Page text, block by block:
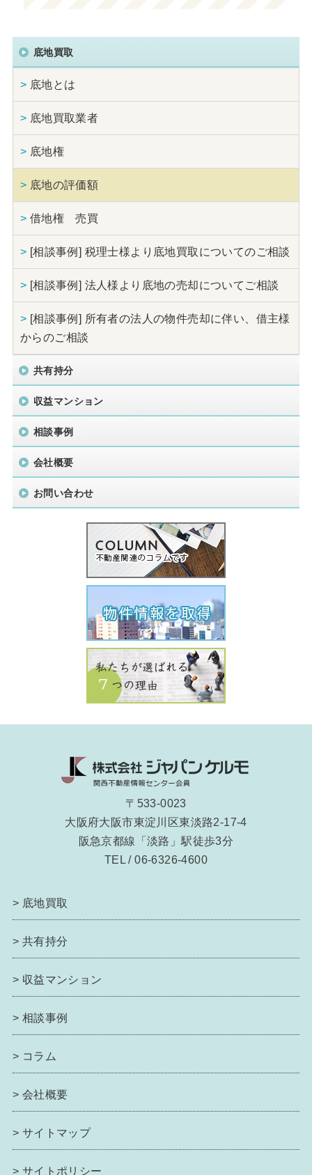
底地買取
> 底地とは
> 底地買取業者
> 底地権
> 底地の評価額
> 借地権 売買
> [相談事例] 税理士様より底地買取についてのご相談
> [相談事例] 法人様より底地の売却についてご相談
> [相談事例] 所有者の法人の物件売却に伴い、借主様
からのご相談
共有持分
収益マンション
相談事例
会社概要
お問い合わせ
〒533-0023
大阪府大阪市東淀川区東淡路2-17-4
阪急京都線「淡路」駅徒歩3分
TEL / 06-6326-4600
> 底地買取
> 共有持分
> 収益マンション
> 相談事例
> コラム
> 会社概要
> サイトマップ
> サイトポリシー